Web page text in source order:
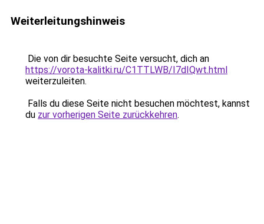
Weiterleitungshinweis
Die von dir besuchte Seite versucht, dich an
https://vorota-kalitki.ru/C1TTLWB/I7dIQwt.html
weiterzuleiten.
Falls du diese Seite nicht besuchen möchtest, kannst
du zur vorherigen Seite zurückkehren.